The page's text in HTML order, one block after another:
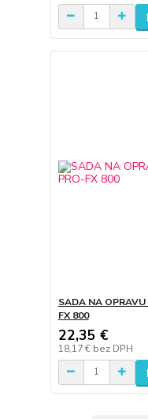
SADA NA
FX 800
22,35 €
18,17 € bez DPH